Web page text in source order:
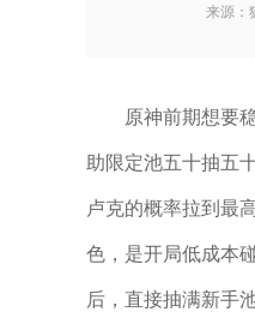
来源：
原神前期想要
助限定池五十抽五
卢克的概率拉到最
色，是开局低成本
后，直接抽满新手